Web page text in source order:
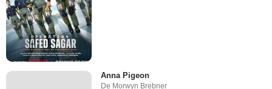
Anna Pigeon
De Morwyn Brebner